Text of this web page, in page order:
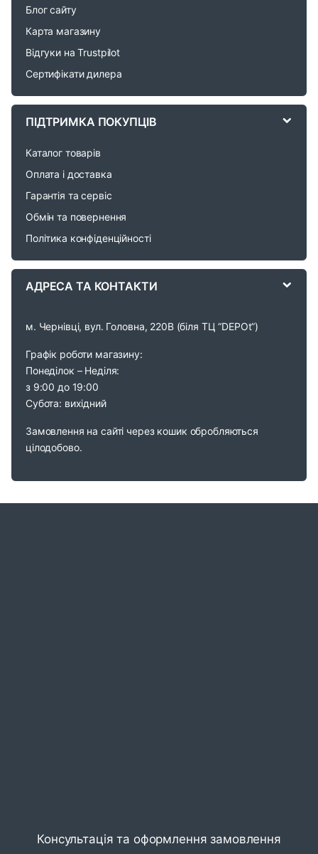
C
Блог сайту
Карта магазину
Відгуки на Trustpilot
Сертифікати дилера
ПІДТРИМКА ПОКУПЦІВ
Каталог товарів
Оплата і доставка
Гарантія та сервіс
Обмін та повернення
Політика конфіденційності
АДРЕСА ТА КОНТАКТИ
м. Чернівці, вул. Головна, 220В (біля ТЦ “DEPOt”)
Графік роботи магазину:
Понеділок – Неділя:
з 9:00 до 19:00
Субота: вихідний
Замовлення на сайті через кошик обробляються
цілодобово.
Консультація та оформлення замовлення